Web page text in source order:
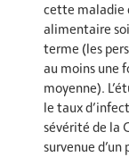
cette maladie
alimentaire
terme (les
au moins une
moyenne).
le taux
sévérité de la
survenue